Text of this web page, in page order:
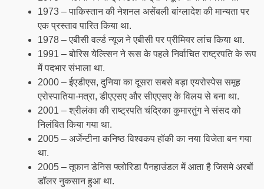
1973 – पाकिस्तान की नेशनल असेंबली बांग्लादेश की मान्यता पर
एक प्रस्ताव पारित किया था.
1978 – एबीसी वर्ल्ड न्यूज ने एबीसी पर प्रीमियर लांच किया था.
1991 – बोरिस येल्त्सिन ने रूस के पहले निर्वाचित राष्ट्रपति के रूप
में पदभार संभाला था.
2000 – ईएडीएस, दुनिया का दूसरा सबसे बड़ा एयरोस्पेस समूह
एरोस्पातिया-मत्रा, डीएएसए और सीएएसए के विलय से बना था.
2001 – श्रीलंका की राष्ट्रपति चंद्रिका कुमारतुंग ने संसद को
निलंबित किया गया था.
2005 – अर्जेन्टीना कनिष्ठ विश्वकप हॉकी का नया विजेता बन गया
था.
2005 – तूफान डेनिस फ्लोरिडा पैनहाउंडल में आता है जिसमे अरबों
डॉलर नुकसान हुआ था.